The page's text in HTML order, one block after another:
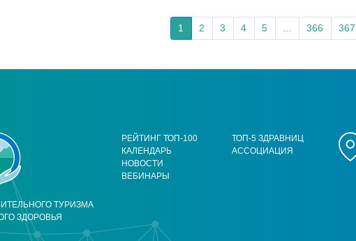
1 2 3 4 5 366 367
ТУРИЗМА
ЗДОРОВЬЯ
РЕЙТИНГ ТОП-100
КАЛЕНДАРЬ
НОВОСТИ
ВЕБИНАРЫ
ТОП-5 ЗДРАВНИЦ
АССОЦИАЦИЯ